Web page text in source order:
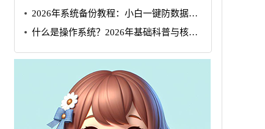
失
什么是操作系统？2026年基础科普与核心